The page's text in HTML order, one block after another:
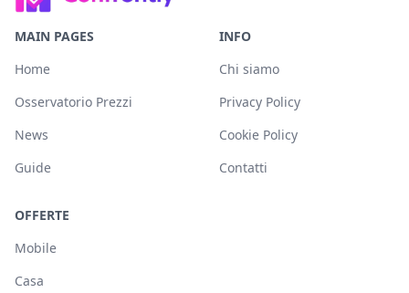
MAIN PAGES
Home
Osservatorio Prezzi
News
Guide
INFO
Chi siamo
Privacy Policy
Cookie Policy
Contatti
OFFERTE
Mobile
Casa